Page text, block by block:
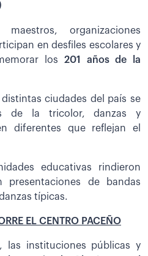
organizaciones
en desfiles escolares y
los 201 años de la
ciudades del país se
de la tricolor, danzas y
diferentes que reflejan el
educativas rindieron
presentaciones de bandas
típicas.
EL CENTRO PACEÑO
las instituciones públicas y